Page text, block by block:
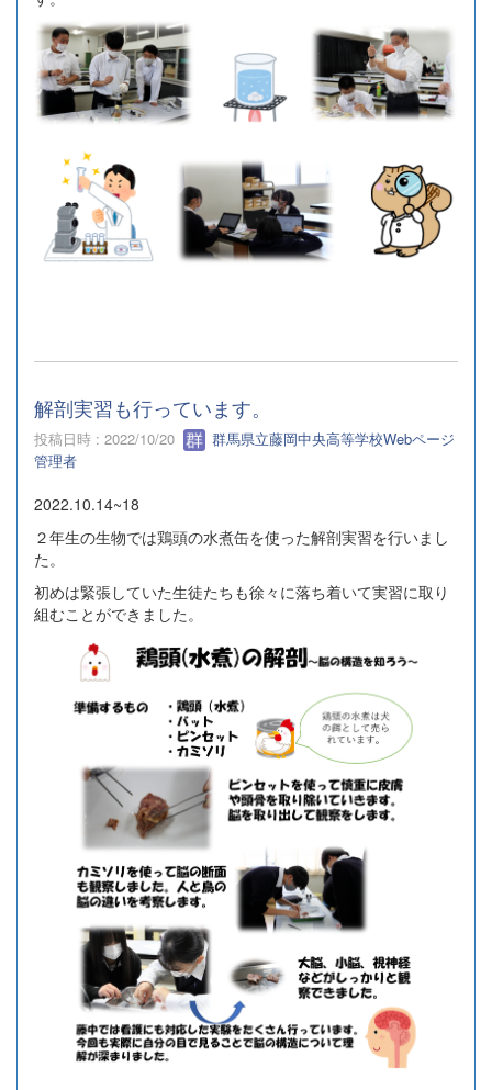
解剖実習も行っています。
投稿日時 : 2022/10/20
群馬県立藤岡中央高等学校Webページ
管理者
2022.10.14~18
２年生の生物では鶏頭の水煮缶を使った解剖実習を行いまし
た。
初めは緊張していた生徒たちも徐々に落ち着いて実習に取り
組むことができました。